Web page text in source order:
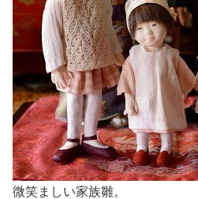
微笑ましい家族雛。